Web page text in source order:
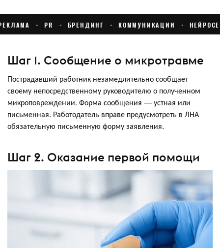
Шаг 1. Сообщение о микротравме
Пострадавший работник незамедлительно сообщает
своему непосредственному руководителю о полученном
микроповреждении. Форма сообщения — устная или
письменная. Работодатель вправе предусмотреть в ЛНА
обязательную письменную форму заявления.
Шаг 2. Оказание первой помощи